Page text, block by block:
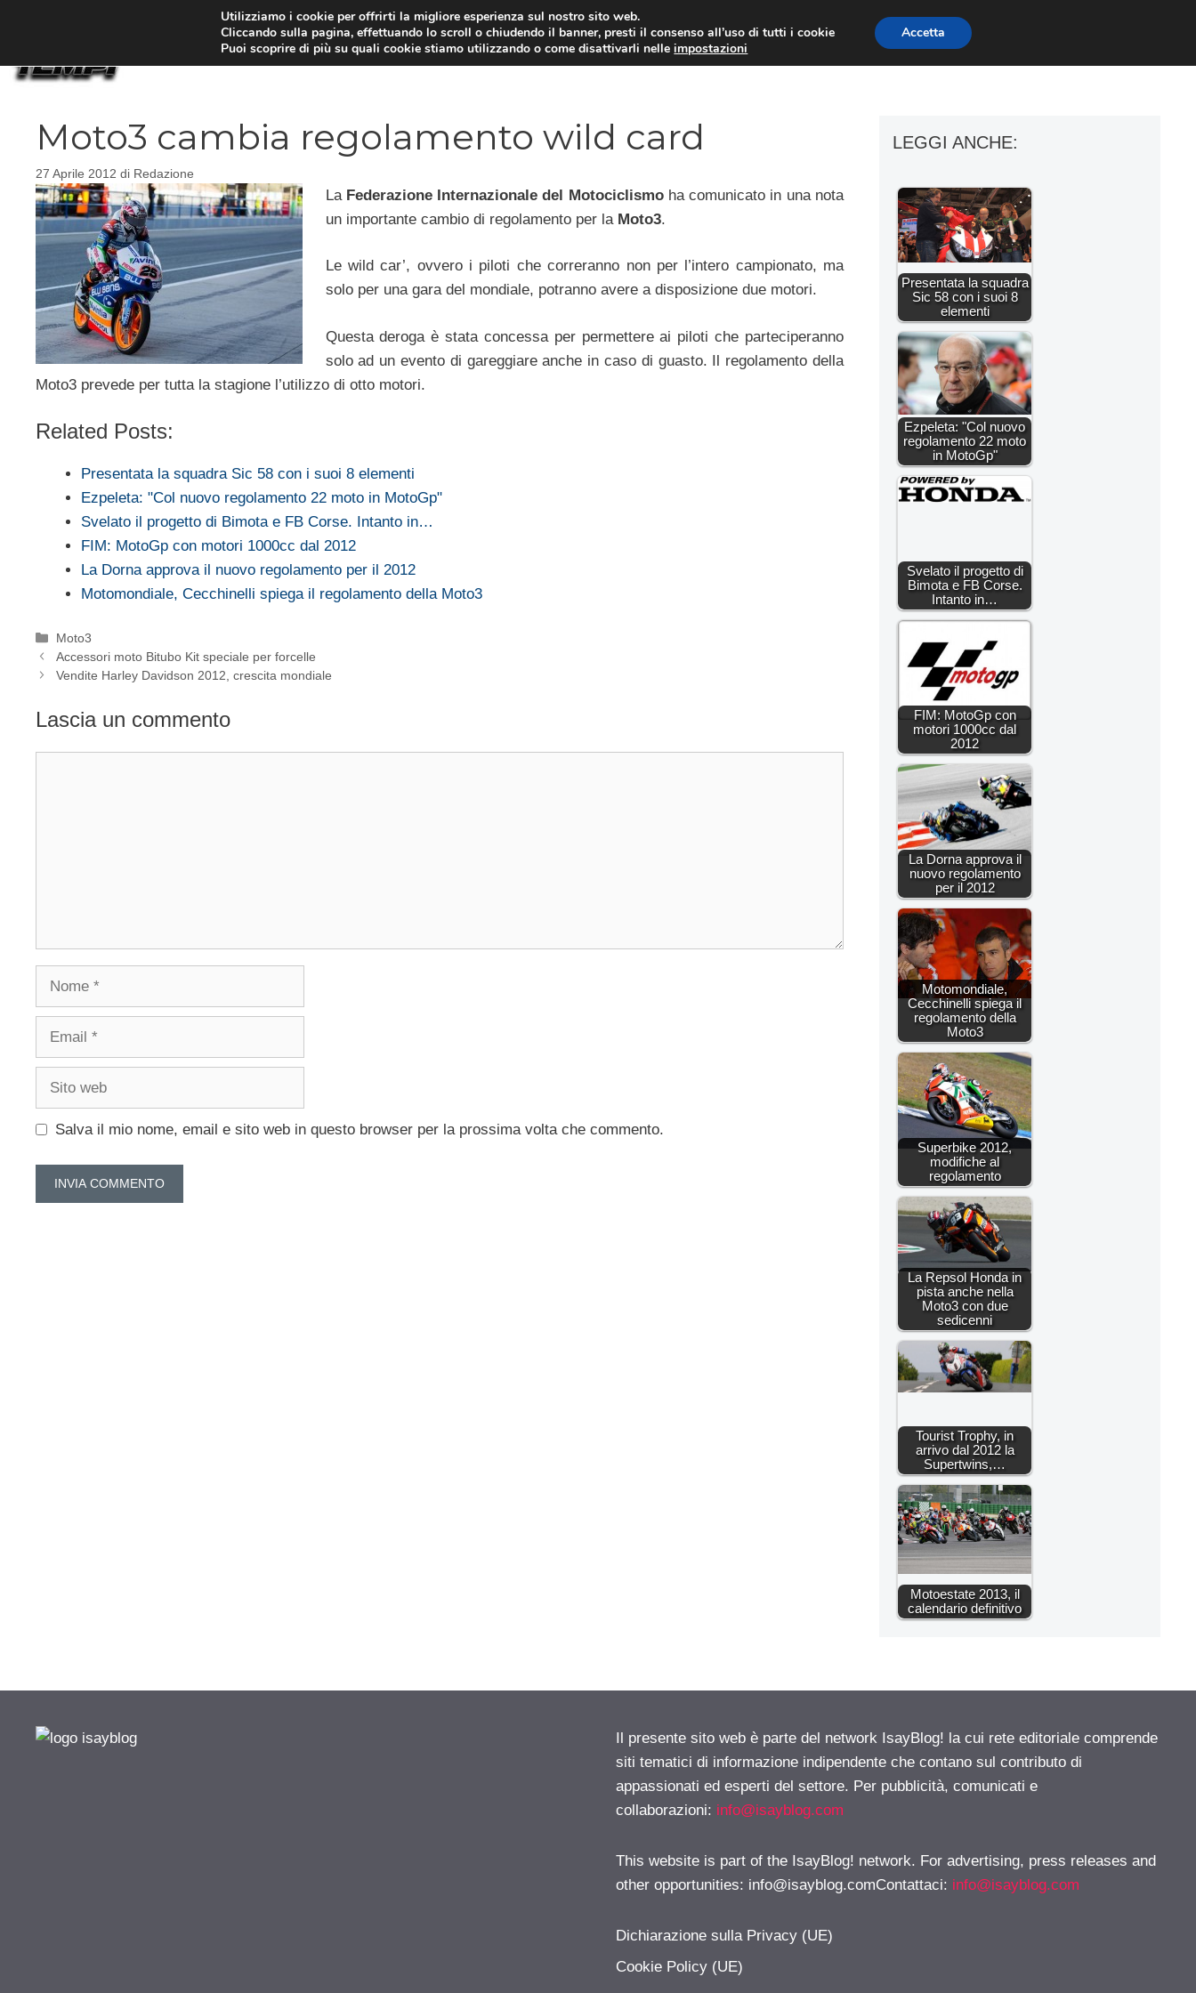
MOTO NEWS ACCESSORI MOTO MOTO GP
Moto3 cambia regolamento wild card
27 Aprile 2012 di Redazione
La Federazione Internazionale del Motociclismoha comunicato in una nota
un importante cambio di regolamento per la Moto3.
Le wild car’, ovvero i piloti che correranno non per l’intero campionato, ma
solo per una gara del mondiale, potranno avere a disposizione due motori.
Questa deroga è stata concessa per permettere ai piloti che parteciperanno
solo ad un evento di gareggiare anche in caso di guasto. Il regolamento della
Moto3 prevede per tutta la stagione l’utilizzo di otto motori.
Related Posts:
Presentata la squadra Sic 58 con i suoi 8 elementi
Ezpeleta: "Col nuovo regolamento 22 moto in MotoGp"
Svelato il progetto di Bimota e FB Corse. Intanto in…
FIM: MotoGp con motori 1000cc dal 2012
La Dorna approva il nuovo regolamento per il 2012
Motomondiale, Cecchinelli spiega il regolamento della Moto3
Categorie
Moto3
Accessori moto Bitubo Kit speciale per forcelle
Vendite Harley Davidson 2012, crescita mondiale
Lascia un commento
Nome
Email
Sito
Salva il mio nome, email e sito web in questo browser per la prossima volta che commento.
LEGGI ANCHE:
Presentata la squadra
Sic 58 con i suoi 8
elementi
Ezpeleta: "Col nuovo
regolamento 22 moto
in MotoGp"
Svelato il progetto di
Bimota e FB Corse.
Intanto in…
FIM: MotoGp con
motori 1000cc dal
2012
La Dorna approva il
nuovo regolamento
per il 2012
Motomondiale,
Cecchinelli spiega il
regolamento della
Moto3
Superbike 2012,
modifiche al
regolamento
La Repsol Honda in
pista anche nella
Moto3 con due
sedicenni
Tourist Trophy, in
arrivo dal 2012 la
Supertwins,…
Motoestate 2013, il
calendario definitivo
Il presente sito web è parte del network IsayBlog! la cui rete editoriale comprende
siti tematici di informazione indipendente che contano sul contributo di
appassionati ed esperti del settore. Per pubblicità, comunicati e
collaborazioni: info@isayblog.com
This website is part of the IsayBlog! network. For advertising, press releases and
other opportunities: info@isayblog.comContattaci: info@isayblog.com
Dichiarazione sulla Privacy (UE)
Cookie Policy (UE)
Utilizziamo i cookie per offrirti la migliore esperienza sul nostro sito web.
Cliccando sulla pagina, effettuando lo scroll o chiudendo il banner, presti il consenso all’uso di tutti i cookie
Puoi scoprire di più su quali cookie stiamo utilizzando o come disattivarli nelleimpostazioni
Accetta